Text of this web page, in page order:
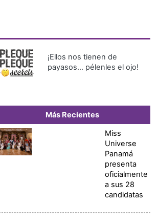
¡Ellos nos tienen de
payasos… pélenles el ojo!
Más Recientes
Miss
Universe
Panamá
presenta
oficialmente
a sus 28
candidatas